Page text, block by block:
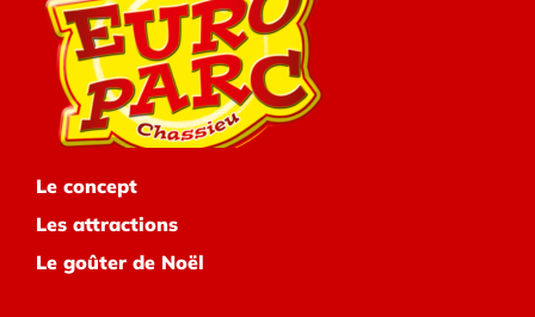
Le concept
Les attractions
Le goûter de Noël